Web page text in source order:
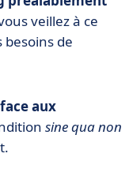
veillez à ce
besoins de
aux
sine qua non